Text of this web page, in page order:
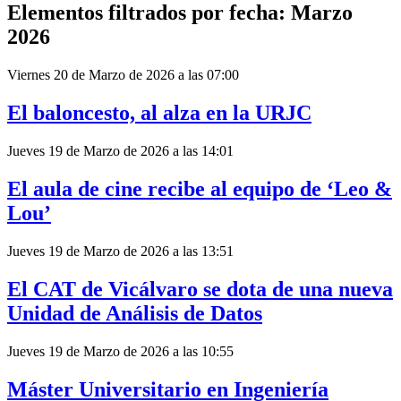
Elementos filtrados por fecha: Marzo
2026
Viernes 20 de Marzo de 2026 a las 07:00
El baloncesto, al alza en la URJC
Jueves 19 de Marzo de 2026 a las 14:01
El aula de cine recibe al equipo de ‘Leo &
Lou’
Jueves 19 de Marzo de 2026 a las 13:51
El CAT de Vicálvaro se dota de una nueva
Unidad de Análisis de Datos
Jueves 19 de Marzo de 2026 a las 10:55
Máster Universitario en Ingeniería